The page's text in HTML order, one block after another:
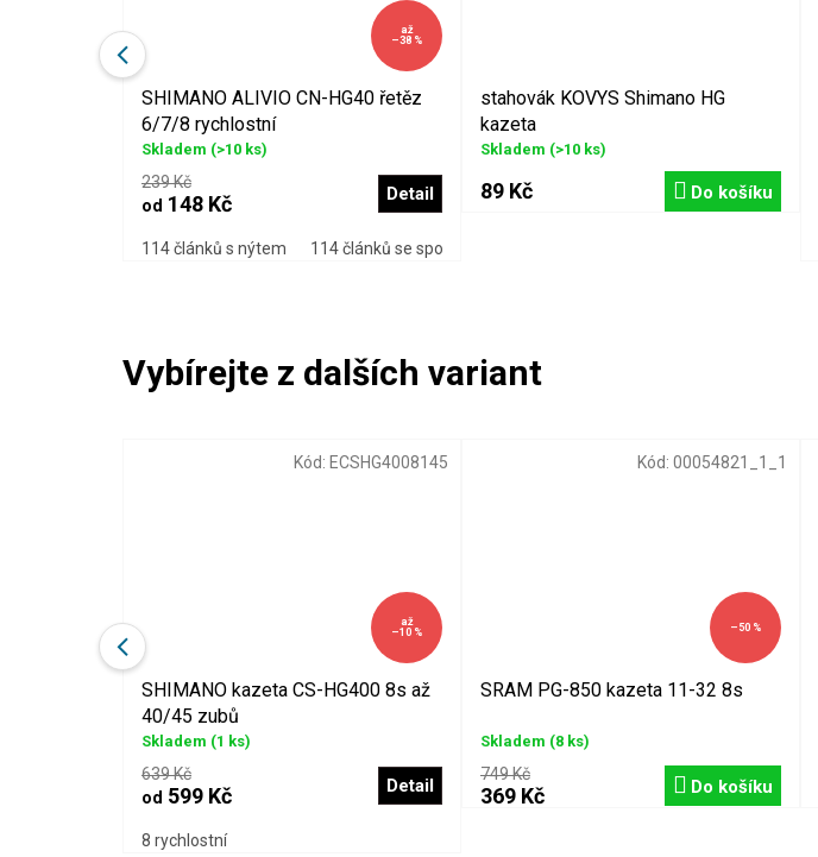
až
–10 %
SHIMANO kazeta CS-HG400 8s až
40/45 zubů
Skladem (1 ks)
639 Kč
od 599 Kč Detail
8 rychlostní
Kód: ECSHG4008145
–50 %
SRAM PG-850 kazeta 11-32 8s
Skladem (8 ks)
749 Kč
369 Kč Do košíku
Kód: 00054821_1_1
až
–38 %
SHIMANO ALIVIO CN-HG40 řetěz
6/7/8 rychlostní
Skladem (>10 ks)
239 Kč
od 148 Kč Detail
114 článků s nýtem 114 článků se spojkou
stahovák KOVYS Shimano HG
kazeta
Skladem (>10 ks)
89 Kč Do košíku